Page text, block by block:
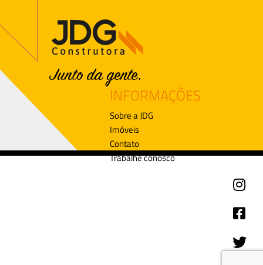
INFORMAÇÕES
Sobre a JDG
Imóveis
Contato
Trabalhe conosco